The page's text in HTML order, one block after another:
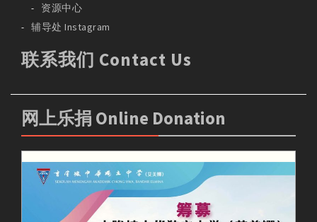
资源中心
辅导处 Instagram
联系我们 Contact Us
网上乐捐 Online Donation